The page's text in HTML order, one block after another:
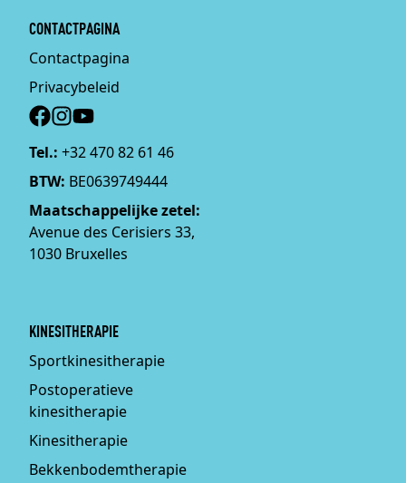
CONTACTPAGINA
Contactpagina
Privacybeleid
Social
Tel.: +32 470 82 61 46
BTW: BE0639749444
Maatschappelijke zetel:
Avenue des Cerisiers 33,
1030 Bruxelles
KINESITHERAPIE
Sportkinesitherapie
Postoperatieve
kinesitherapie
Kinesitherapie
Bekkenbodemtherapie